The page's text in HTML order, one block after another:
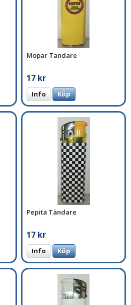
Mopar Tändare
17 kr
Info Köp
Pepita Tändare
17 kr
Info Köp